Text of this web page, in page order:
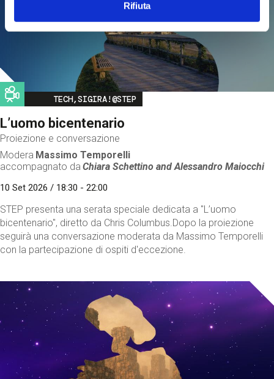
Rifiuta
Image
TECH,SIGIRA!@STEP
L’uomo bicentenario
Proiezione e conversazione
Modera Massimo Temporelli
accompagnato da Chiara Schettino andAlessandro Maiocchi
10 Set 2026 / 18:30 - 22:00
STEP presenta una serata speciale dedicata a "L’uomo
bicentenario", diretto da Chris Columbus.Dopo la proiezione
seguirà una conversazione moderata da Massimo Temporelli
con la partecipazione di ospiti d'eccezione.